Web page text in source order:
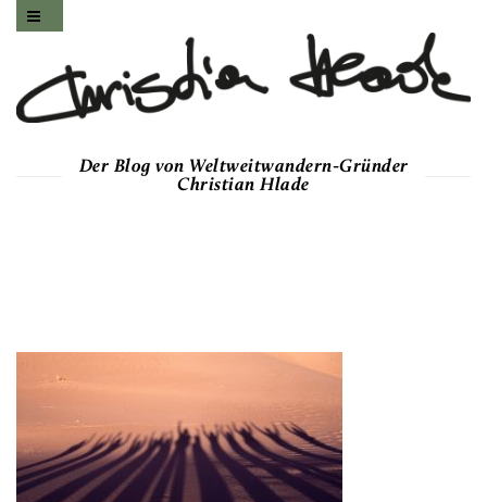
Der Blog von Weltweitwandern-Gründer
Christian Hlade